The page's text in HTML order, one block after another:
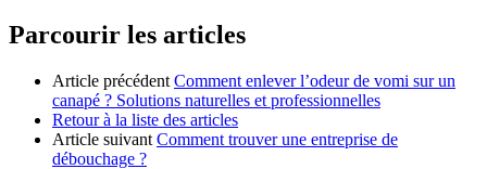
Parcourir les articles
Article précédent Comment enlever l’odeur de vomi sur un
canapé ? Solutions naturelles et professionnelles
Retour à la liste des articles
Article suivant Comment trouver une entreprise de
débouchage ?